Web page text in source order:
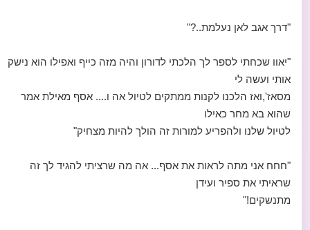
"דרך אגב לאן נעלמת..?"
"יאוו שכחתי לספר לך הלכתי לדורון והיה מזה כייף ואפילו הוא נישק
אותי ועשה לי
מסאז',ואז הלכנו לקנות ממתקים לטיול אה ו.... אסף מאילת אמר
שהוא בא מחר כאילו
לטיול שלנו ולהפריע למורות זה הולך להיות מצחיק"
"חחח אני מתה לראות את אסף... אה מה שרציתי להגיד לך זה
שראיתי את ספיר ועידן
מתנשקים!"